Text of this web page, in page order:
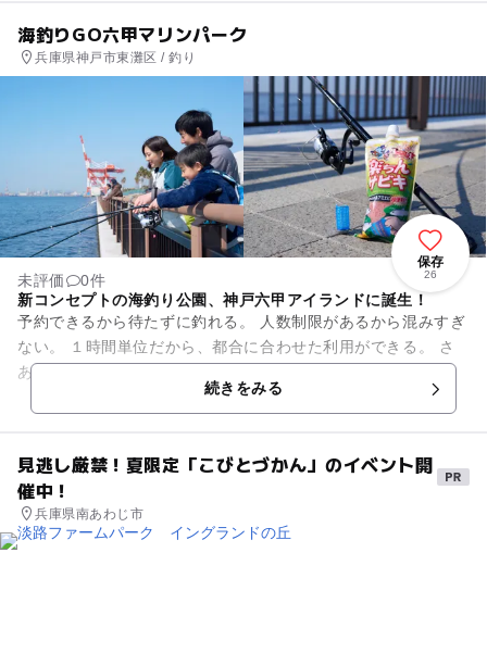
海釣りGO六甲マリンパーク
兵庫県神戸市東灘区 / 釣り
保存
26
未評価
0件
新コンセプトの海釣り公園、神戸六甲アイランドに誕生！
予約できるから待たずに釣れる。 人数制限があるから混みすぎ
ない。 １時間単位だから、都合に合わせた利用ができる。 さ
続きをみる
見逃し厳禁！夏限定「こびとづかん」のイベント開
催中！
兵庫県南あわじ市